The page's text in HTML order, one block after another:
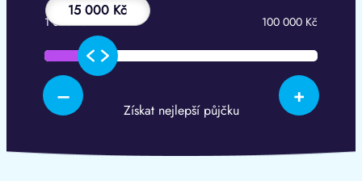
15 000 Kč
– +
1 000 Kč 100 000 Kč
Získat nejlepší půjčku